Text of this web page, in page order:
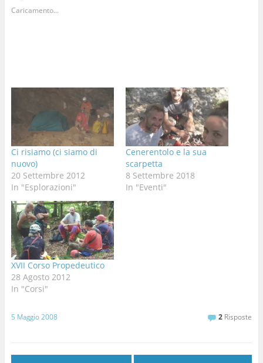
Caricamento...
Ci risiamo (ci siamo di
nuovo)
20 Settembre 2012
In "Esplorazioni"
Cenerentolo e la sua
scarpetta
8 Settembre 2018
In "Eventi"
XVII Corso Propedeutico
28 Agosto 2012
In "Corsi"
5 Maggio 2008 2 Risposte